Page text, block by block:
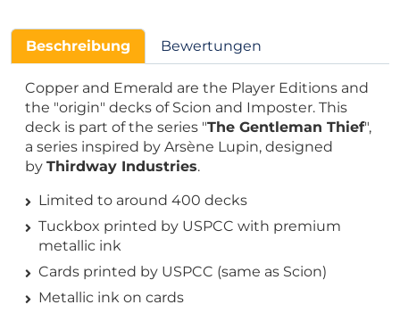
Beschreibung Bewertungen
Copper and Emerald are the Player Editions and
the "origin" decks of Scion and Imposter. This
deck is part of the series "The Gentleman Thief",
a series inspired by Arsène Lupin, designed
by Thirdway Industries.
Limited to around 400 decks
Tuckbox printed by USPCC with premium
metallic ink
Cards printed by USPCC (same as Scion)
Metallic ink on cards